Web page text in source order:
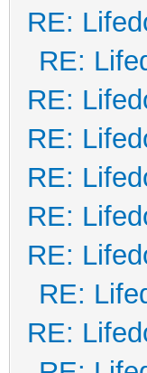
RE:
RE:
RE:
RE:
RE:
RE:
RE:
RE:
RE: